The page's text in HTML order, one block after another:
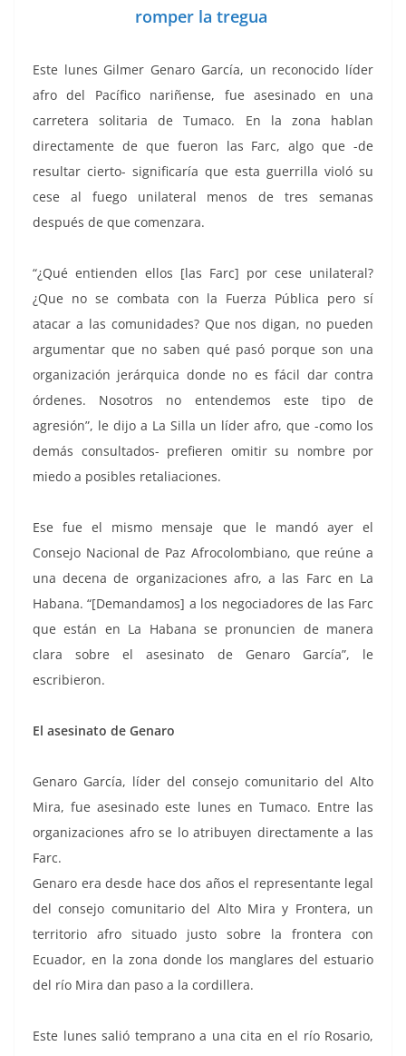
romper la tregua
​Este lunes Gilmer Genaro García, un reconocido líder
afro del Pacífico nariñense, fue asesinado en una
carretera solitaria de Tumaco. En la zona hablan
directamente de que fueron las Farc, algo que -de
resultar cierto- significaría que esta guerrilla violó su
cese al fuego unilateral menos de tres semanas
después de que comenzara.
“¿Qué entienden ellos [las Farc] por cese unilateral?
¿Que no se combata con la Fuerza Pública pero sí
atacar a las comunidades? Que nos digan, no pueden
argumentar que no saben qué pasó porque son una
organización jerárquica donde no es fácil dar contra
órdenes. Nosotros no entendemos este tipo de
agresión”, le dijo a La Silla un líder afro, que -como los
demás consultados- prefieren omitir su nombre por
miedo a posibles retaliaciones.
Ese fue el mismo mensaje que le mandó ayer el
Consejo Nacional de Paz Afrocolombiano, que reúne a
una decena de organizaciones afro, a las Farc en La
Habana. “[Demandamos] a los negociadores de las Farc
que están en La Habana se pronuncien de manera
clara sobre el asesinato de Genaro García”, le
escribieron.
El asesinato de Genaro
Genaro García, líder del consejo comunitario del Alto
Mira, fue asesinado este lunes en Tumaco. Entre las
organizaciones afro se lo atribuyen directamente a las
Farc.
Genaro era desde hace dos años el representante legal
del consejo comunitario del Alto Mira y Frontera, un
territorio afro situado justo sobre la frontera con
Ecuador, en la zona donde los manglares del estuario
del río Mira dan paso a la cordillera.
Este lunes salió temprano a una cita en el río Rosario,